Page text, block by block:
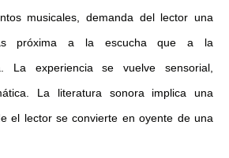
musicales, demanda del lector una
próxima a la escucha que a la
La experiencia se vuelve sensorial,
La literatura sonora implica una
el lector se convierte en oyente de una